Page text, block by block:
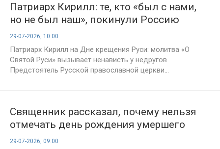
Патриарх Кирилл: те, кто «был с нами,
но не был наш», покинули Россию
навсегда
29-07-2026, 10:00
Патриарх Кирилл на Дне крещения Руси: молитва «О
Святой Руси» вызывает ненависть у недругов
Предстоятель Русской православной церкви...
Священник рассказал, почему нельзя
отмечать день рождения умершего
застольем
29-07-2026, 09:00